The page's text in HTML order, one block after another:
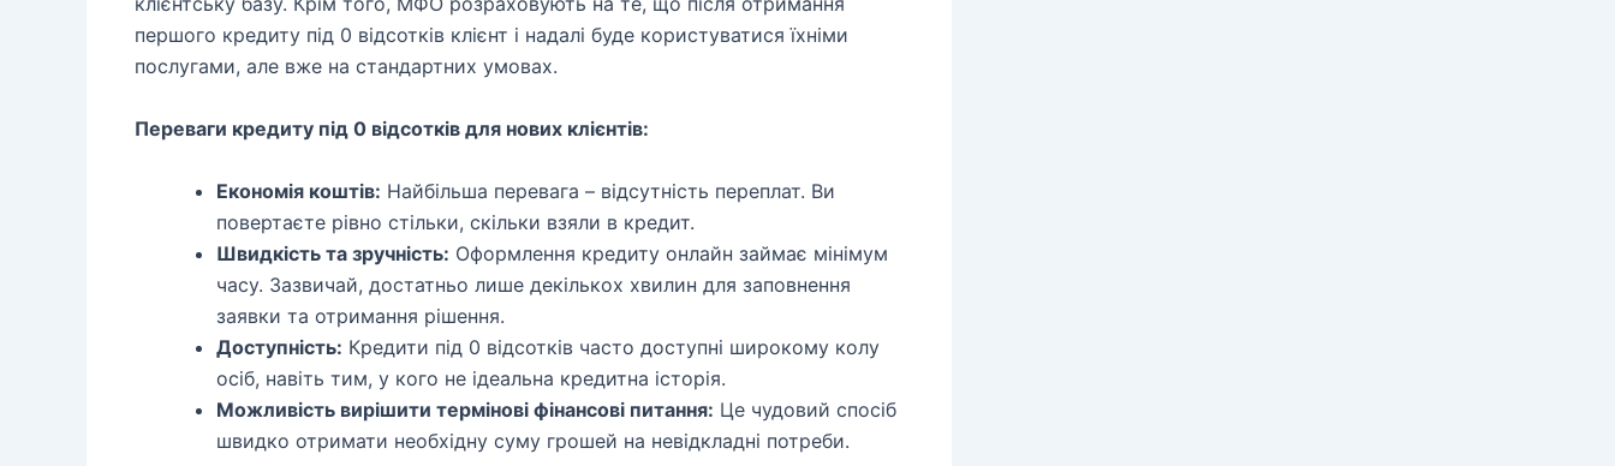
першого кредиту під 0 відсотків клієнт і надалі буде користуватися їхніми
послугами, але вже на стандартних умовах.
Переваги кредиту під 0 відсотків для нових клієнтів:
Економія коштів: Найбільша перевага – відсутність переплат. Ви
повертаєте рівно стільки, скільки взяли в кредит.
Швидкість та зручність: Оформлення кредиту онлайн займає мінімум
часу. Зазвичай, достатньо лише декількох хвилин для заповнення
заявки та отримання рішення.
Доступність: Кредити під 0 відсотків часто доступні широкому колу
осіб, навіть тим, у кого не ідеальна кредитна історія.
Можливість вирішити термінові фінансові питання: Це чудовий спосіб
швидко отримати необхідну суму грошей на невідкладні потреби.